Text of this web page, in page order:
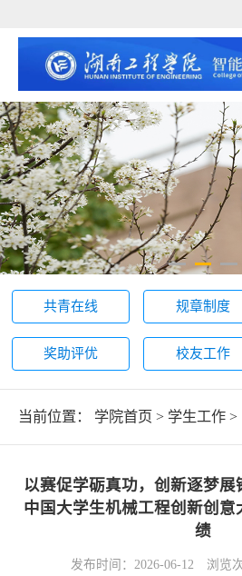
共青在线 规章制度
奖助评优 校友工作
当前位置： 学院首页 > 学生工作 >
以赛促学砺真功，创新逐梦
中国大学生机械工程创新创
绩
发布时间：2026-06-12 浏览